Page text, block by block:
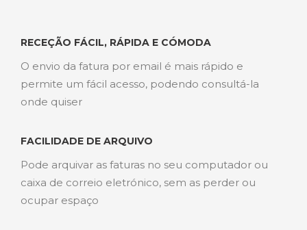
RECEÇÃO FÁCIL, RÁPIDA E CÓMODA
O envio da fatura por email é mais rápido e
permite um fácil acesso, podendo consultá-la
onde quiser
FACILIDADE DE ARQUIVO
Pode arquivar as faturas no seu computador ou
caixa de correio eletrónico, sem as perder ou
ocupar espaço